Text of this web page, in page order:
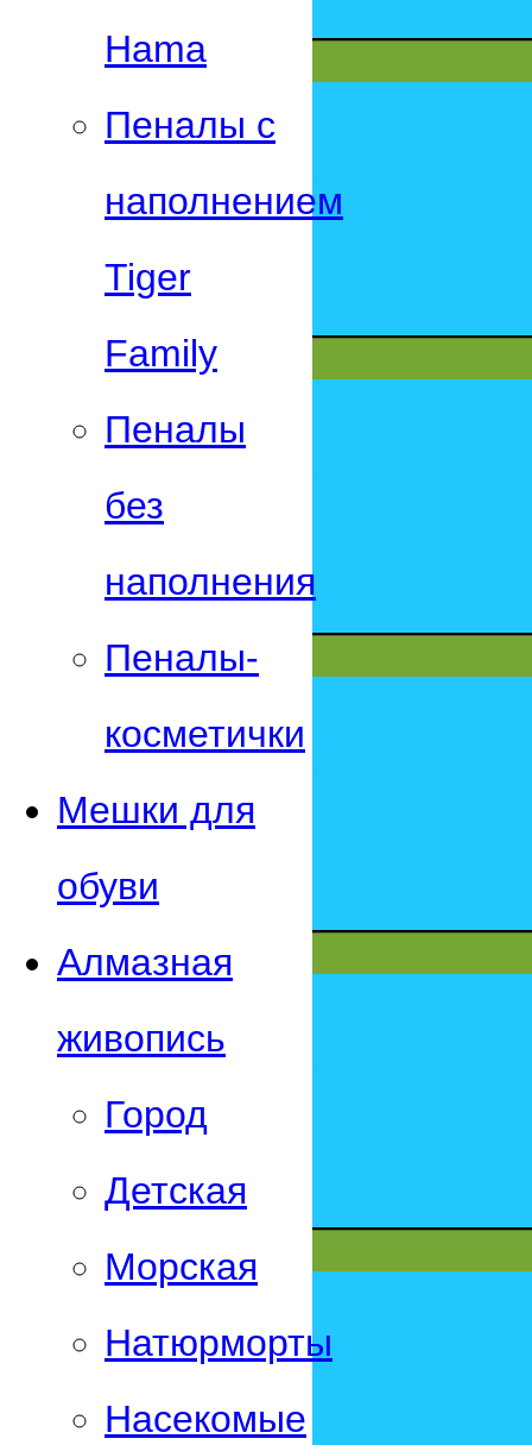
Hama
Пеналы с
наполнением
Tiger
Family
Пеналы
без
наполнения
Пеналы-
косметички
Мешки для
обуви
Алмазная
живопись
Город
Детская
Морская
Натюрморты
Насекомые